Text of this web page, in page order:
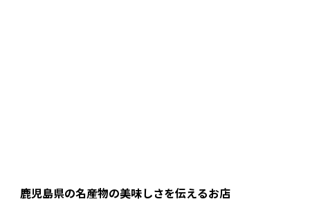
鹿児島県の名産物の美味しさを伝えるお店